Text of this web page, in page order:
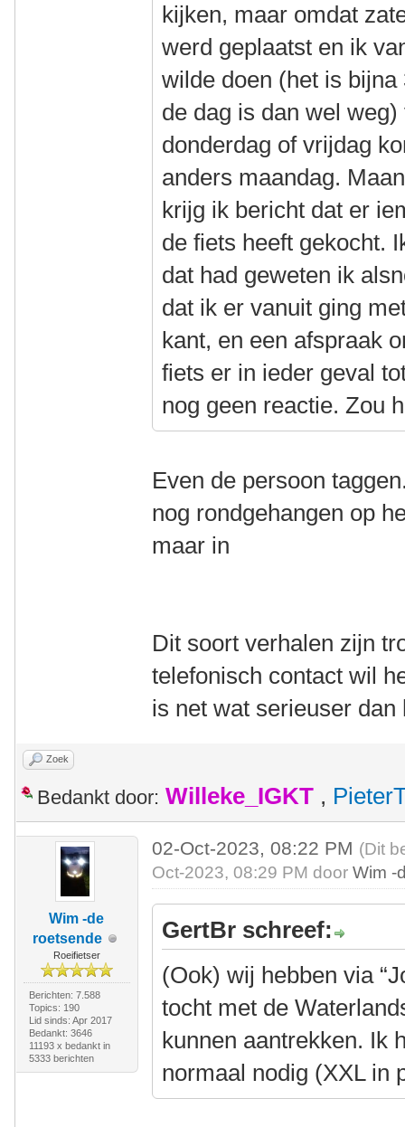
kijken, maar omdat
werd geplaatst en ik
wilde doen (het is
de dag is dan wel
donderdag of vrijdag
anders maandag.
krijg ik bericht dat er
de fiets heeft gekocht.
dat had geweten ik
dat ik er vanuit ging
kant, en een afspraak
fiets er in ieder geval
nog geen reactie. Zou
Even de persoon
nog rondgehangen op
maar in
Dit soort verhalen zijn
telefonisch contact wil
is net wat serieuser
Zoek
Bedankt door: Willeke_IGKT ,
Wim -de
roetsende
Roeifietser
Berichten: 7.588
Topics: 190
Lid sinds: Apr 2017
Bedankt: 3646
11193 x bedankt in
5333 berichten
02-Oct-2023, 08:22 PM (Dit
Oct-2023, 08:29 PM doorWim -
GertBr schreef:
(Ook) wij hebben via
tocht met de
kunnen aantrekken. Ik
normaal nodig (XXL in